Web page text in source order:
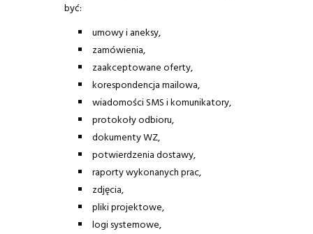
być:
umowy i aneksy,
zamówienia,
zaakceptowane oferty,
korespondencja mailowa,
wiadomości SMS i komunikatory,
protokoły odbioru,
dokumenty WZ,
potwierdzenia dostawy,
raporty wykonanych prac,
zdjęcia,
pliki projektowe,
logi systemowe,